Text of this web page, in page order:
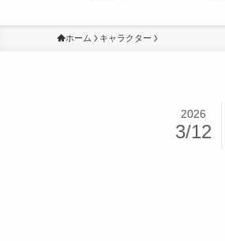
ホーム キャラクター
2026
3/12